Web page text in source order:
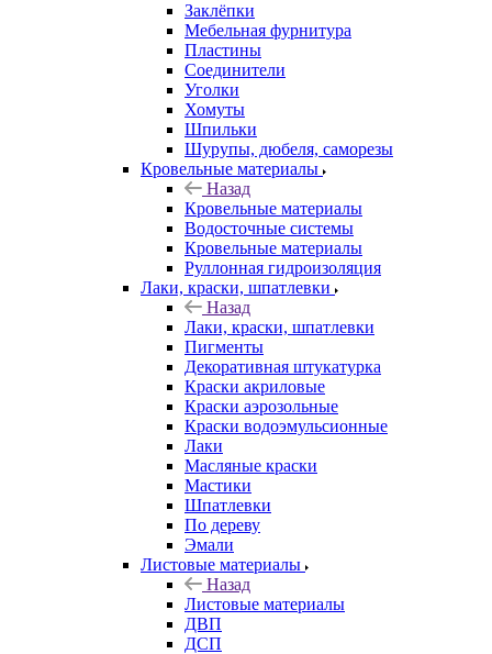
Заклёпки
Мебельная фурнитура
Пластины
Соединители
Уголки
Хомуты
Шпильки
Шурупы, дюбеля, саморезы
Кровельные материалы
Назад
Кровельные материалы
Водосточные системы
Кровельные материалы
Руллонная гидроизоляция
Лаки, краски, шпатлевки
Назад
Лаки, краски, шпатлевки
Пигменты
Декоративная штукатурка
Краски акриловые
Краски аэрозольные
Краски водоэмульсионные
Лаки
Масляные краски
Мастики
Шпатлевки
По дереву
Эмали
Листовые материалы
Назад
Листовые материалы
ДВП
ДСП